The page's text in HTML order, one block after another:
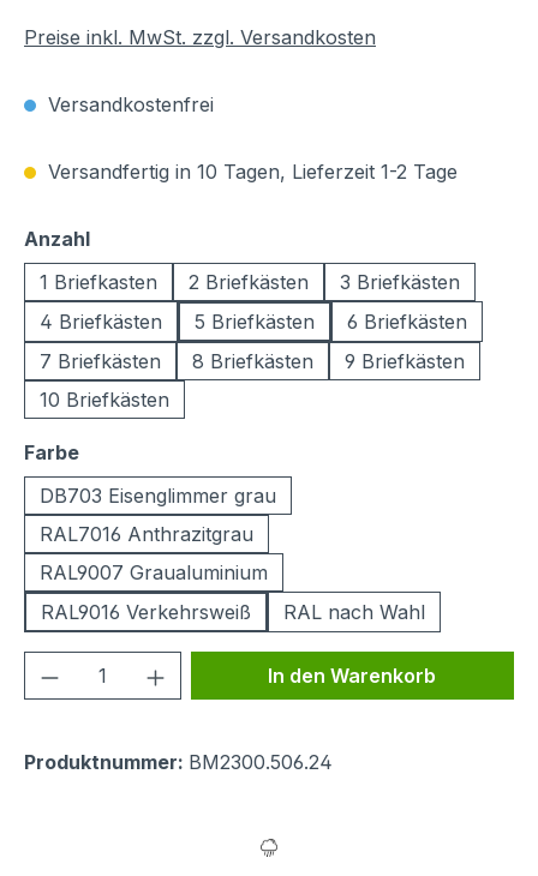
Preise inkl. MwSt. zzgl. Versandkosten
Versandkostenfrei
Versandfertig in 10 Tagen, Lieferzeit 1-2 Tage
Anzahlauswählen
1 Briefkasten
2 Briefkästen
3 Briefkästen
4 Briefkästen
5 Briefkästen
6 Briefkästen
7 Briefkästen
8 Briefkästen
9 Briefkästen
10 Briefkästen
Farbeauswählen
DB703 Eisenglimmer grau
RAL7016 Anthrazitgrau
RAL9007 Graualuminium
RAL9016 Verkehrsweiß
RAL nach Wahl
Produkt Anzahl: Gib denIn den Warenkorb
Produktnummer: BM2300.506.24